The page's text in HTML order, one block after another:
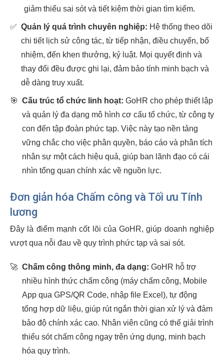
giảm thiểu sai sót và tiết kiệm thời gian tìm kiếm.
✅ Quản lý quá trình chuyên nghiệp: Hệ thống theo dõi
chi tiết lịch sử công tác, từ tiếp nhận, điều chuyển, bổ
nhiệm, đến khen thưởng, kỷ luật. Mọi quyết định và
thay đổi đều được ghi lại, đảm bảo tính minh bạch và
dễ dàng truy xuất.
🎯 Cấu trúc tổ chức linh hoạt: GoHR cho phép thiết lập
và quản lý đa dạng mô hình cơ cấu tổ chức, từ công ty
con đến tập đoàn phức tạp. Việc này tạo nền tảng
vững chắc cho việc phân quyền, báo cáo và phân tích
nhân sự một cách hiệu quả, giúp ban lãnh đạo có cái
nhìn tổng quan chính xác về nguồn lực.
Đơn giản hóa Chấm công và Tối ưu Tính
lương
Đây là điểm mạnh cốt lõi của GoHR, giúp doanh nghiệp
vượt qua nỗi đau về quy trình phức tạp và sai sót.
🚀 Chấm công thông minh, đa dạng: GoHR hỗ trợ
nhiều hình thức chấm công (máy chấm công, Mobile
App qua GPS/QR Code, nhập file Excel), tự động
tổng hợp dữ liệu, giúp rút ngắn thời gian xử lý và đảm
bảo độ chính xác cao. Nhân viên cũng có thể giải trình
thiếu sót chấm công ngay trên ứng dụng, minh bạch
hóa quy trình.